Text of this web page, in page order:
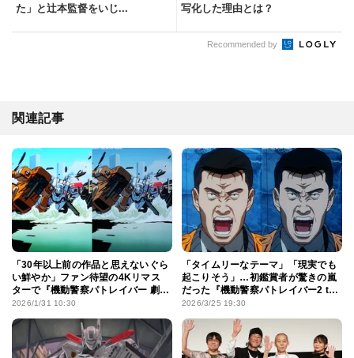
た」と辻本監督をいじ...
写化した理由とは？
Recommended by
関連記事
「30年以上前の作品と思えないぐら
い鮮やか」ファン待望の4Kリマス
ターで『機動警察パトレイバー 劇場
版』はどう進化した？
2026/1/31 10:30
「タイムリーなテーマ」「現実でも
起こりそう」…初鑑賞者が驚きの嵐
だった『機動警察パトレイバー2 the
Movie』を、いまこそ4Kリマスター
2026/3/25 19:30